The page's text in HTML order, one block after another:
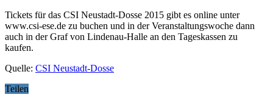
Tickets für das CSI Neustadt-Dosse 2015 gibt es online unter
www.csi-ese.de zu buchen und in der Veranstaltungswoche dann
auch in der Graf von Lindenau-Halle an den Tageskassen zu
kaufen.
Quelle: CSI Neustadt-Dosse
Teilen